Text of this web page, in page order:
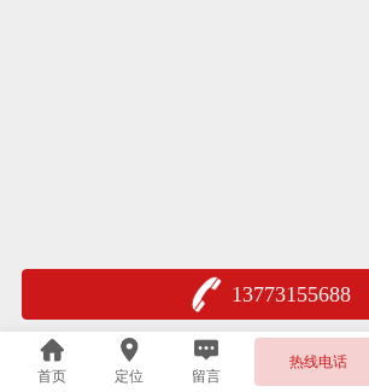
13773155688
首页 定位 留言
热线电话